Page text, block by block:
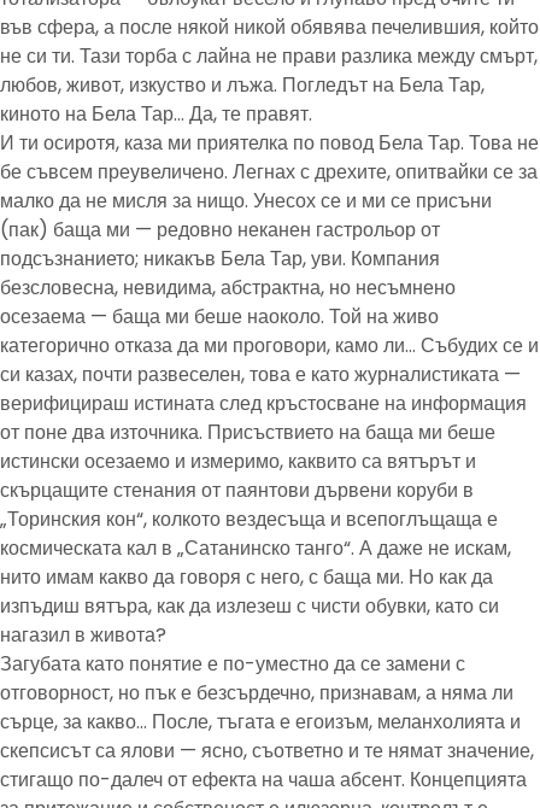
във сфера, а после някой никой обявява печелившия, който
не си ти. Тази торба с лайна не прави разлика между смърт,
любов, живот, изкуство и лъжа. Погледът на Бела Тар,
киното на Бела Тар… Да, те правят.
И ти осиротя, каза ми приятелка по повод Бела Тар. Това не
бе съвсем преувеличено. Легнах с дрехите, опитвайки се за
малко да не мисля за нищо. Унесох се и ми се присъни
(пак) баща ми — редовно неканен гастрольор от
подсъзнанието; никакъв Бела Тар, уви. Компания
безсловесна, невидима, абстрактна, но несъмнено
осезаема — баща ми беше наоколо. Той на живо
категорично отказа да ми проговори, камо ли… Събудих се и
си казах, почти развеселен, това е като журналистиката —
верифицираш истината след кръстосване на информация
от поне два източника. Присъствието на баща ми беше
истински осезаемо и измеримо, каквито са вятърът и
скърцащите стенания от паянтови дървени коруби в
„Торинския кон“, колкото вездесъща и всепоглъщаща е
космическата кал в „Сатанинско танго“. А даже не искам,
нито имам какво да говоря с него, с баща ми. Но как да
изпъдиш вятъра, как да излезеш с чисти обувки, като си
нагазил в живота?
Загубата като понятие е по-уместно да се замени с
отговорност, но пък е безсърдечно, признавам, а няма ли
сърце, за какво… После, тъгата е егоизъм, меланхолията и
скепсисът са ялови — ясно, съответно и те нямат значение,
стигащо по-далеч от ефекта на чаша абсент. Концепцията